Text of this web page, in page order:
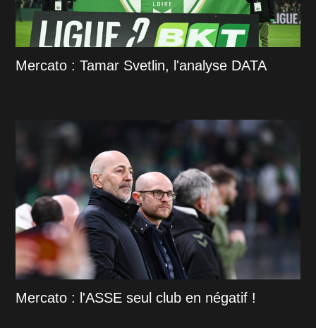
Mercato : Tamar Svetlin, l'analyse DATA
Mercato : l'ASSE seul club en négatif !